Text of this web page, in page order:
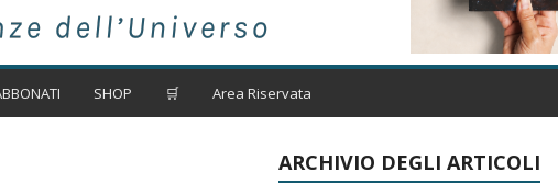
SHOP 🛒 Area Riservata
ARCHIVIO DEGLI ARTICOLI